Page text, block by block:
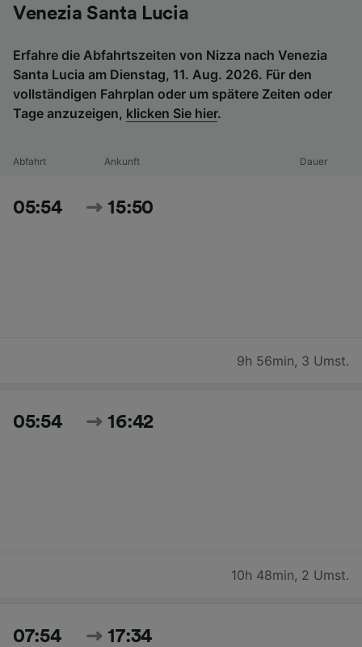
Venezia Santa Lucia
Erfahre die Abfahrtszeiten von Nizza nach Venezia
Santa Lucia am Dienstag, 11. Aug. 2026. Für den
vollständigen Fahrplan oder um spätere Zeiten oder
Tage anzuzeigen, klicken Sie hier.
Abfahrt Ankunft Dauer
05:54 15:50
9h 56min, 3 Umst.
05:54 16:42
10h 48min, 2 Umst.
07:54 17:34